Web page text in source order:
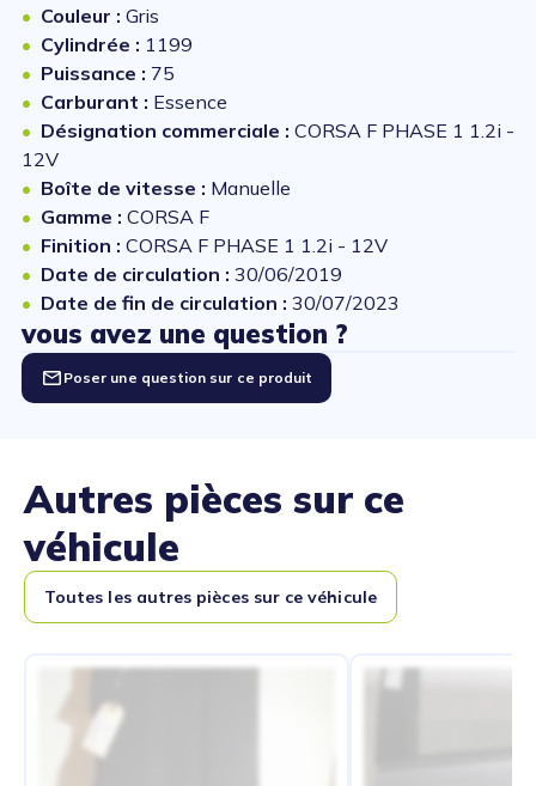
Couleur : Gris
Cylindrée : 1199
Puissance : 75
Carburant : Essence
Désignation commerciale : CORSA F PHASE 1 1.2i -
12V
Boîte de vitesse : Manuelle
Gamme : CORSA F
Finition : CORSA F PHASE 1 1.2i - 12V
Date de circulation : 30/06/2019
Date de fin de circulation : 30/07/2023
vous avez une question ?
Poser une question sur ce produit
Autres pièces sur ce
véhicule
Toutes les autres pièces sur ce véhicule